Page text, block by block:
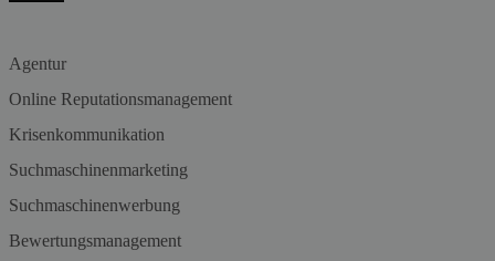
Agentur
Online Reputationsmanagement
Krisenkommunikation
Suchmaschinenmarketing
Suchmaschinenwerbung
Bewertungsmanagement